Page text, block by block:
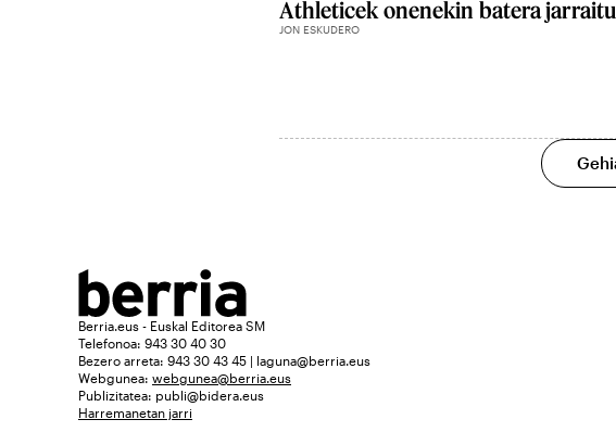
Athleticek onenekin batera
JON ESKUDERO
Berria.eus - Euskal Editorea SM
Telefonoa: 943 30 40 30
Bezero arreta: 943 30 43 45 | laguna@berria.eus
Webgunea: webgunea@berria.eus
Publizitatea: publi@bidera.eus
Harremanetan jarri